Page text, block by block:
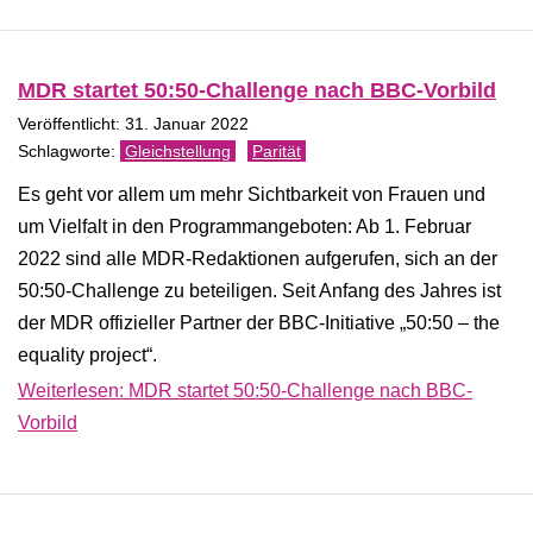
MDR startet 50:50-Challenge nach BBC-Vorbild
Veröffentlicht: 31. Januar 2022
Gleichstellung Parität
Es geht vor allem um mehr Sichtbarkeit von Frauen und
um Vielfalt in den Programmangeboten: Ab 1. Februar
2022 sind alle MDR-Redaktionen aufgerufen, sich an der
50:50-Challenge zu beteiligen. Seit Anfang des Jahres ist
der MDR offizieller Partner der BBC-Initiative „50:50 – the
equality project“.
Weiterlesen: MDR startet 50:50-Challenge nach BBC-
Vorbild